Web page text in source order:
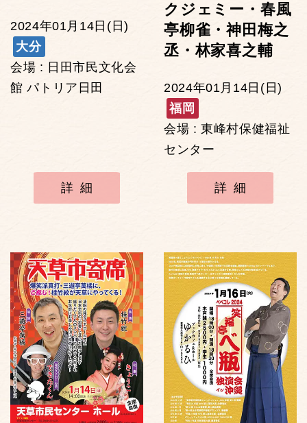
2024年01月14日(日)
大分
会場 : 日田市民文化会
館 パトリア日田
詳細
クジェミー・春風
亭柳雀・神田梅之
丞・林家喜之輔
2024年01月14日(日)
福岡
会場 : 東峰村保健福祉
センター
詳細